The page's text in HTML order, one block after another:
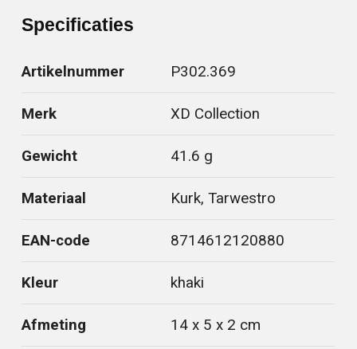
Specificaties
Artikelnummer P302.369
Merk XD Collection
Gewicht 41.6 g
Materiaal Kurk, Tarwestro
EAN-code 8714612120880
Kleur khaki
Afmeting 14 x 5 x 2 cm